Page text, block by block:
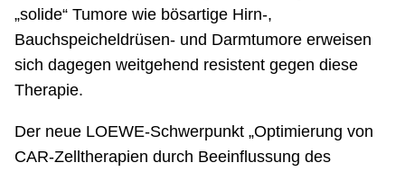
„solide“ Tumore wie bösartige Hirn-,
Bauchspeicheldrüsen- und Darmtumore erweisen
sich dagegen weitgehend resistent gegen diese
Therapie.
Der neue LOEWE-Schwerpunkt „Optimierung von
CAR-Zelltherapien durch Beeinflussung des